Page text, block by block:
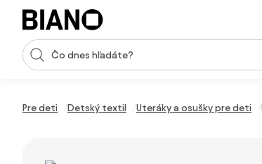
Preskočiť navigáciu, prejsť na obsah
Vstup pre vyhľadávanie
Pre deti Detský textil Uteráky a osušky pre deti